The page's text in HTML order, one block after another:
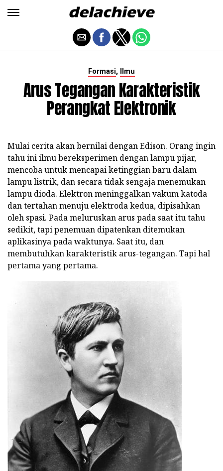
Formasi, Ilmu
Arus Tegangan Karakteristik
Perangkat Elektronik
Mulai cerita akan bernilai dengan Edison. Orang ingin
tahu ini ilmu bereksperimen dengan lampu pijar,
mencoba untuk mencapai ketinggian baru dalam
lampu listrik, dan secara tidak sengaja menemukan
lampu dioda. Elektron meninggalkan vakum katoda
dan tertahan menuju elektroda kedua, dipisahkan
oleh spasi. Pada meluruskan arus pada saat itu tahu
sedikit, tapi penemuan dipatenkan ditemukan
aplikasinya pada waktunya. Saat itu, dan
membutuhkan karakteristik arus-tegangan. Tapi hal
pertama yang pertama.